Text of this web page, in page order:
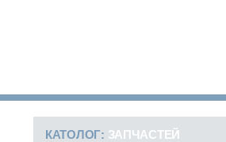
КАТОЛОГ: ЗАПЧАСТЕЙ